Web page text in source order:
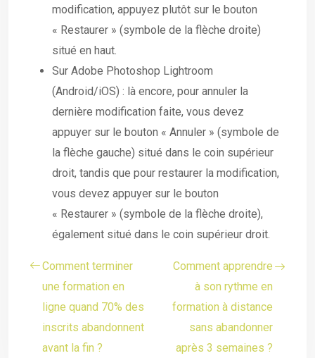
modification, appuyez plutôt sur le bouton
« Restaurer » (symbole de la flèche droite)
situé en haut.
Sur Adobe Photoshop Lightroom
(Android/iOS) : là encore, pour annuler la
dernière modification faite, vous devez
appuyer sur le bouton « Annuler » (symbole de
la flèche gauche) situé dans le coin supérieur
droit, tandis que pour restaurer la modification,
vous devez appuyer sur le bouton
« Restaurer » (symbole de la flèche droite),
également situé dans le coin supérieur droit.
Comment terminer
une formation en
ligne quand 70% des
inscrits abandonnent
avant la fin ?
Comment apprendre
à son rythme en
formation à distance
sans abandonner
après 3 semaines ?